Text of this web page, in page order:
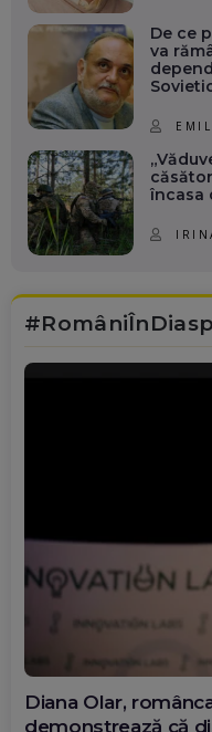
De ce
va
încasa
Diana Olar,
demonstrează că